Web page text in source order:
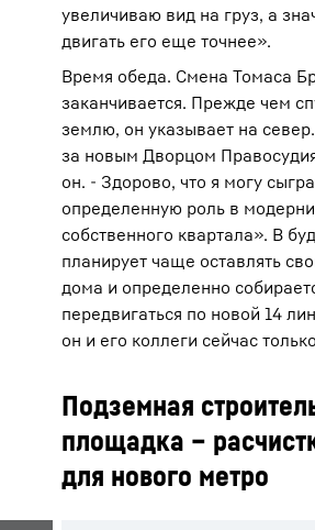
увеличиваю вид на груз, а
двигать его еще точнее».
Время обеда. Смена Томаса
заканчивается. Прежде чем
землю, он указывает на
за новым Дворцом
он. - Здорово, что я могу
определенную роль в
собственного квартала». В
планирует чаще оставлять
дома и определенно
передвигаться по новой 14
он и его коллеги сейчас
Подземная
площадка –
для нового метро